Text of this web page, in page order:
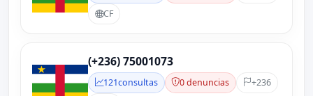
CF
(+236) 75001073
121consultas 0 denuncias
+236